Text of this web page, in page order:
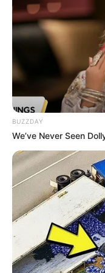
A cada dez clientes,
contas de
Independentemente
Sul-Sudeste tem
BUZZDAY
We’ve Never Seen